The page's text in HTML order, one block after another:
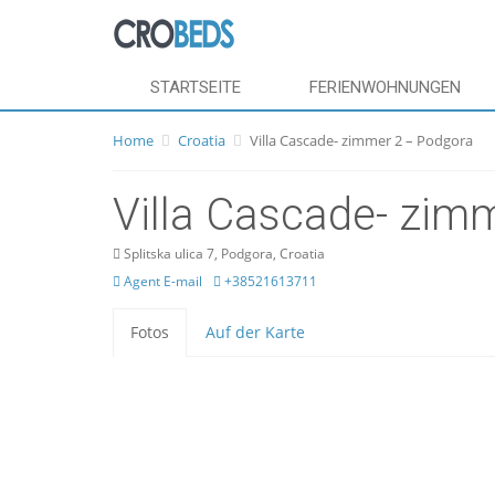
STARTSEITE FERIENWOHNUNGEN
Home Croatia Villa Cascade- zimmer 2 – Podgora
Villa Cascade-
Splitska ulica 7, Podgora, Croatia
Agent E-mail
+38521613711
Fotos Auf der Karte